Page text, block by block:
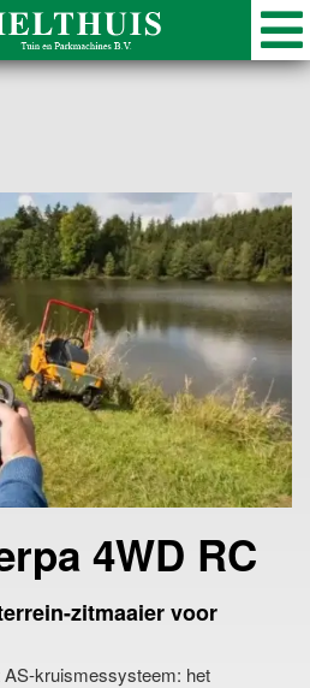
4WD RC
zitmaaier voor
kruismessysteem: het